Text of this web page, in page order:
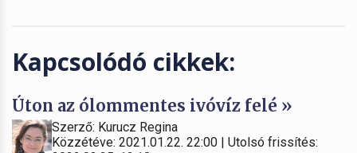
Kapcsolódó cikkek:
Úton az ólommentes ivóvíz felé »
Szerző: Kurucz Regina
Közzétéve: 2021.01.22. 22:00 | Utolsó frissítés: